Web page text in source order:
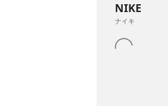
NIKE
ナイキ